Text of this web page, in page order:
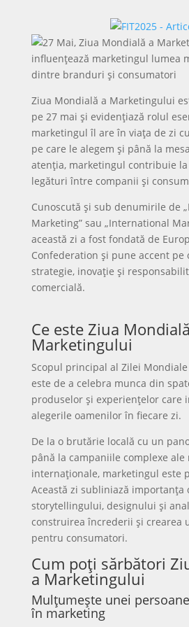
Ziua Mondială a Marketingului
pe 27 mai și evidențiază rolul
marketingul îl are în viața de zi
pe care le alegem și până la
atenția, marketingul contribuie
legături între companii și
Cunoscută și sub denumirile de
Marketing” sau „International
această zi a fost fondată de
Confederation și pune accent pe
strategie, inovație și
comercială.
Ce este Ziua
Marketingului
Scopul principal al Zilei
este de a celebra munca din
produselor și experiențelor care
alegerile oamenilor în fiecare zi.
De la o brutărie locală cu un
până la campaniile complexe
internaționale, marketingul este
Această zi subliniază importanța
storytellingului, designului și
construirea încrederii și crearea
pentru consumatori.
Cum poți sărbători
a Marketingului
Mulțumește unei
în marketing